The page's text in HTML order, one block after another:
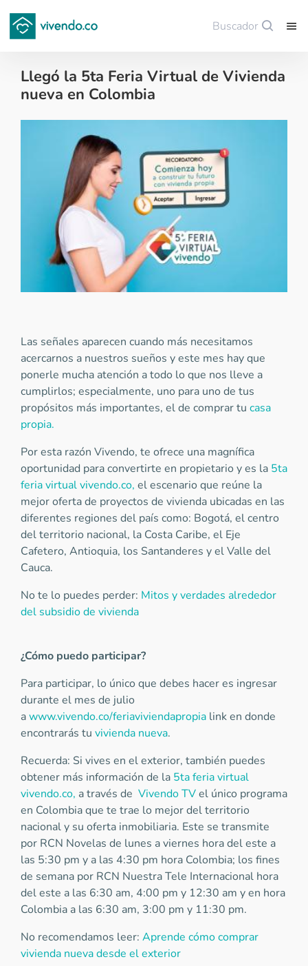
Buscador
Llegó la 5ta Feria Virtual de Vivienda
nueva en Colombia
Las señales aparecen cuando más necesitamos
acercarnos a nuestros sueños y este mes hay que
ponerle mucha atención a todo lo que nos lleve a
cumplirlos; especialmente, uno para uno de tus
propósitos más importantes, el de comprar tu casa
propia.
Por esta razón Vivendo, te ofrece una magnífica
oportunidad para convertirte en propietario y es la 5ta
feria virtual vivendo.co, el escenario que reúne la
mejor oferta de proyectos de vivienda ubicadas en las
diferentes regiones del país como: Bogotá, el centro
del territorio nacional, la Costa Caribe, el Eje
Cafetero, Antioquia, los Santanderes y el Valle del
Cauca.
No te lo puedes perder: Mitos y verdades alrededor
del subsidio de vivienda
¿Cómo puedo participar?
Para participar, lo único que debes hacer es ingresar
durante el mes de julio
awww.vivendo.co/feriaviviendapropia link en donde
encontrarás tu vivienda nueva.
Recuerda: Si vives en el exterior, también puedes
obtener más información de la 5ta feria virtual
vivendo.co, a través de Vivendo TVel único programa
en Colombia que te trae lo mejor del territorio
nacional y su oferta inmobiliaria. Este se transmite
por RCN Novelas de lunes a viernes hora del este a
las 5:30 pm y a las 4:30 pm hora Colombia; los fines
de semana por RCN Nuestra Tele Internacional hora
del este a las 6:30 am, 4:00 pm y 12:30 am y en hora
Colombia a las 6:30 am, 3:00 pm y 11:30 pm.
No recomendamos leer: Aprende cómo comprar
vivienda nueva desde el exterior
Guardar